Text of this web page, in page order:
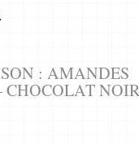
.
: AMANDES
CHOCOLAT NOIR